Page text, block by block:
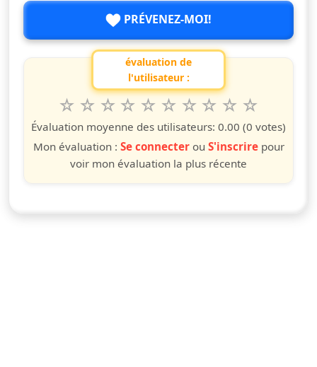
PRÉVENEZ-MOI!
évaluation de
l'utilisateur :
questo spettacolo da 1 a 10 étoiles
10
étoiles
9
étoiles
8
étoiles
7
étoiles
6
étoiles
5
étoiles
4
étoiles
3
étoiles
2
étoiles
étoile
Évaluation moyenne des utilisateurs: 0.00 (0 votes)
Mon évaluation : Se connecterou S'inscrirepour
voir mon évaluation la plus récente